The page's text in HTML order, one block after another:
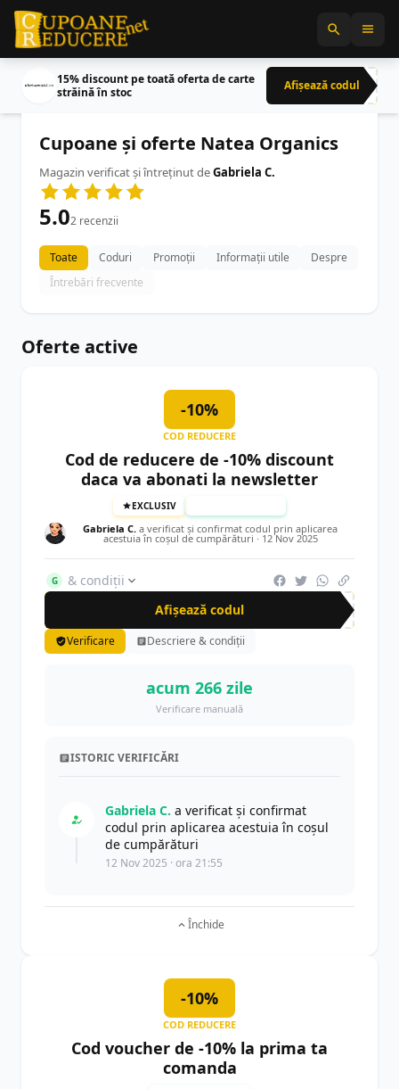
15% discount pe toată oferta de carte
străină în stoc
Afișează codulCRN
Cupoane și oferte Natea Organics
Magazin verificat și întreținut deGabriela C.
5.02 recenzii
Toate Coduri Promoții Informații utile
Despre
Întrebări frecvente
Oferte active
-10%
COD REDUCERE
Cod de reducere de -10% discount
daca va abonati la newsletter
EXCLUSIV
Gabriela C. a verificat și confirmat codul prin aplicarea
acestuia în coșul de cumpărături · 12 Nov 2025
G
& condiții
Afișează codul
CR-
Verificare Descriere & condiții
acum 266 zile
Verificare manuală
ISTORIC VERIFICĂRI
Gabriela C. a verificat și confirmat
codul prin aplicarea acestuia în coșul
de cumpărături
12 Nov 2025 · ora 21:55
Închide
-10%
COD REDUCERE
Cod voucher de -10% la prima ta
comanda